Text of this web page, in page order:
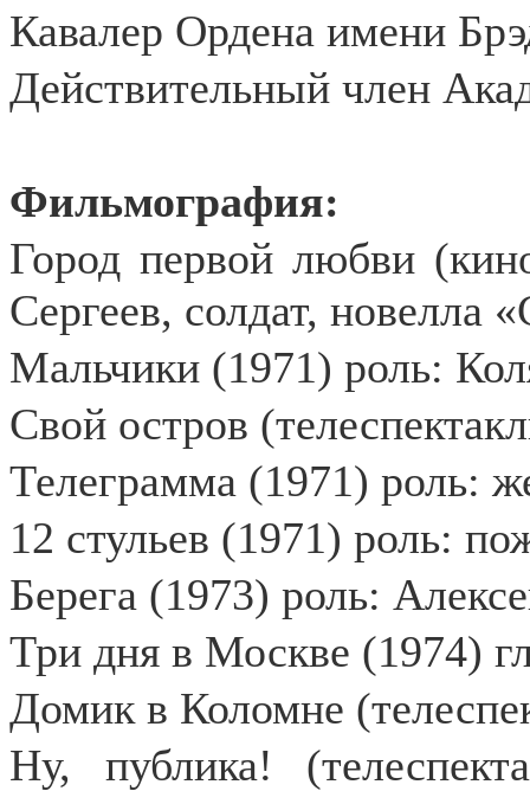
Кавалер Ордена имени
Действительный член
Фильмография:
Город первой любви
Сергеев, солдат, новелла
Мальчики (1971) роль:
Свой остров
Телеграмма (1971) роль:
12 стульев (1971) роль:
Берега (1973) роль:
Три дня в Москве (1974)
Домик в Коломне
Ну, публика!